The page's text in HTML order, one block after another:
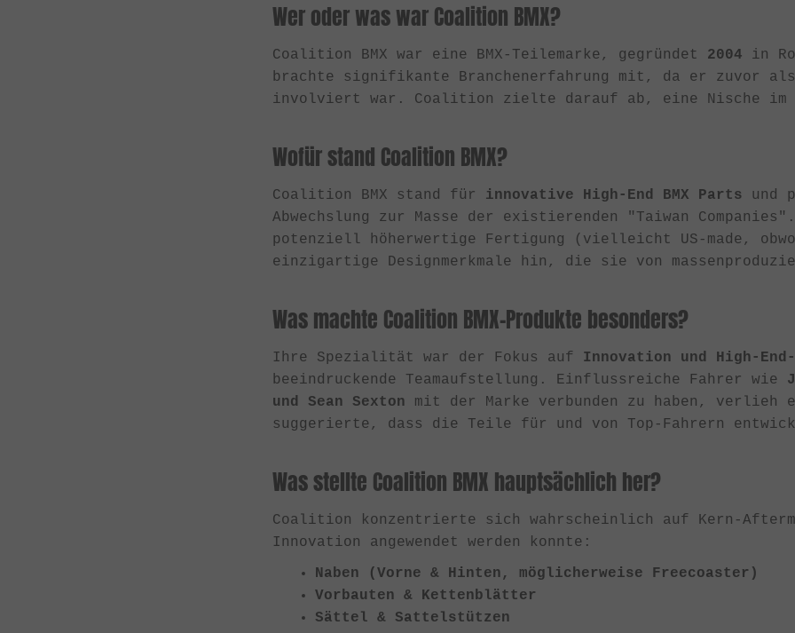
Wer oder was war Coalition BMX?
Coalition BMX war eine BMX-Teilemarke, gegründet 2004 in
brachte signifikante Branchenerfahrung mit, da er zuvor als
involviert war. Coalition zielte darauf ab, eine Nische im
Wofür stand Coalition BMX?
Coalition BMX stand für innovative High-End BMX Parts und
Abwechslung zur Masse der existierenden "Taiwan
potenziell höherwertige Fertigung (vielleicht US-made,
einzigartige Designmerkmale hin, die sie von
Was machte Coalition BMX-Produkte besonders?
Ihre Spezialität war der Fokus auf Innovation und High-
beeindruckende Teamaufstellung. Einflussreiche Fahrer wie
und Sean Sexton mit der Marke verbunden zu haben, verlieh
suggerierte, dass die Teile für und von Top-Fahrern
Was stellte Coalition BMX hauptsächlich her?
Coalition konzentrierte sich wahrscheinlich auf Kern-
Innovation angewendet werden konnte:
Naben (Vorne & Hinten, möglicherweise Freecoaster)
Vorbauten & Kettenblätter
Sättel & Sattelstützen